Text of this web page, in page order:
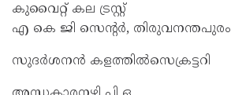
കുവൈറ്റ് കല ട്രസ്റ്റ്
എ കെ ജി സെൻ്റർ, തിരുവനന്തപുരം
സുദർശനൻ കളത്തിൽസെക്രട്ടറി